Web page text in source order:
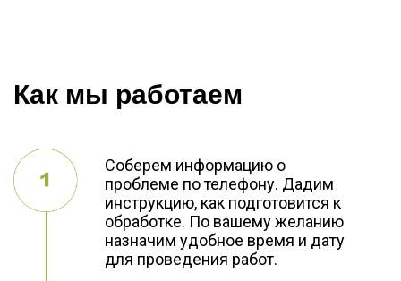
Как мы работаем
Соберем информацию о
проблеме по телефону. Дадим
инструкцию, как подготовится к
обработке. По вашему желанию
назначим удобное время и дату
для проведения работ.